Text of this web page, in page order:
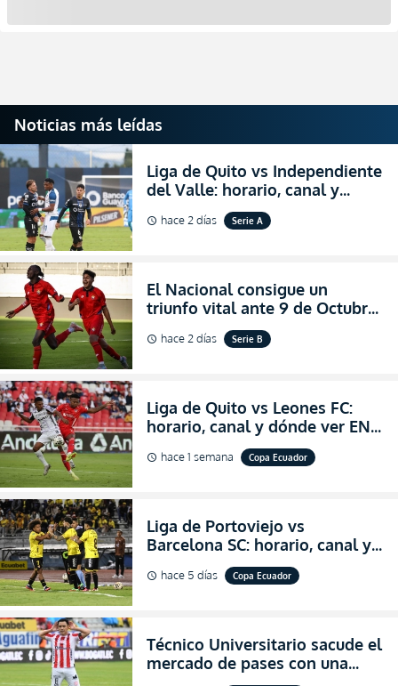
Noticias más leídas
Liga de Quito vs Independiente
del Valle: horario, canal y
dónde ver EN VIVO el
partidazo por la fecha 24 de la
schedule hace 2 días Serie A
El Nacional consigue un
triunfo vital ante 9 de Octubre
para encender la fe en la
salvación
schedule hace 2 días Serie B
Liga de Quito vs Leones FC:
horario, canal y dónde ver EN
VIVO los octavos de final de la
Copa Ecuador 2026
schedule hace 1 semana Copa Ecuador
Liga de Portoviejo vs
Barcelona SC: horario, canal y
dónde ver EN VIVO los octavos
de final de la Copa Ecuador
schedule hace 5 días Copa Ecuador
Técnico Universitario sacude el
mercado de pases con una
verdadera revolución para